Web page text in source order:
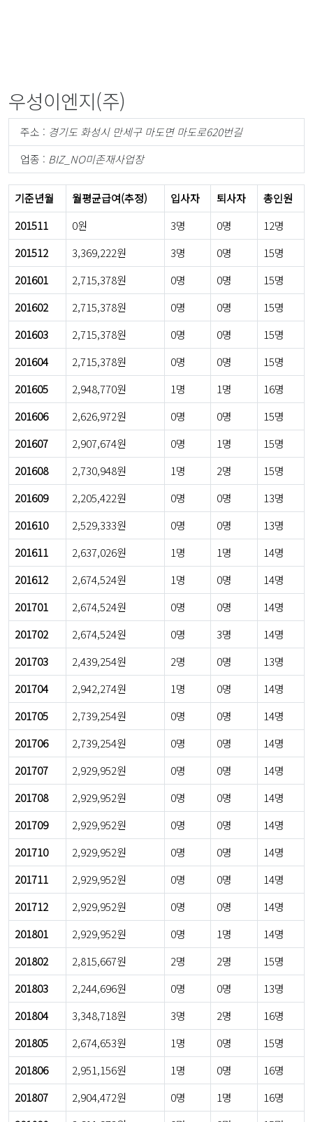
우성이엔지(주)
주소 : 경기도 화성시 만세구 마도면 마도로620번길
업종 : BIZ_NO미존재사업장
기준년월 월평균급여(추정) 입사자 퇴사자
총인원
201511
0원 3명 0명
12명
201512
3,369,222원 3명 0명
15명
201601
2,715,378원 0명 0명
15명
201602
2,715,378원 0명 0명
15명
201603
2,715,378원 0명 0명
15명
201604
2,715,378원 0명 0명
15명
201605
2,948,770원 1명 1명
16명
201606
2,626,972원 0명 0명
15명
201607
2,907,674원 0명 1명
15명
201608
2,730,948원 1명 2명
15명
201609
2,205,422원 0명 0명
13명
201610
2,529,333원 0명 0명
13명
201611
2,637,026원 1명 1명
14명
201612
2,674,524원 1명 0명
14명
201701
2,674,524원 0명 0명
14명
201702
2,674,524원 0명 3명
14명
201703
2,439,254원 2명 0명
13명
201704
2,942,274원 1명 0명
14명
201705
2,739,254원 0명 0명
14명
201706
2,739,254원 0명 0명
14명
201707
2,929,952원 0명 0명
14명
201708
2,929,952원 0명 0명
14명
201709
2,929,952원 0명 0명
14명
201710
2,929,952원 0명 0명
14명
201711
2,929,952원 0명 0명
14명
201712
2,929,952원 0명 0명
14명
201801
2,929,952원 0명 1명
14명
201802
2,815,667원 2명 2명
15명
201803
2,244,696원 0명 0명
13명
201804
3,348,718원 3명 2명
16명
201805
2,674,653원 1명 0명
15명
201806
2,951,156원 1명 0명
16명
201807
2,904,472원 0명 1명
16명